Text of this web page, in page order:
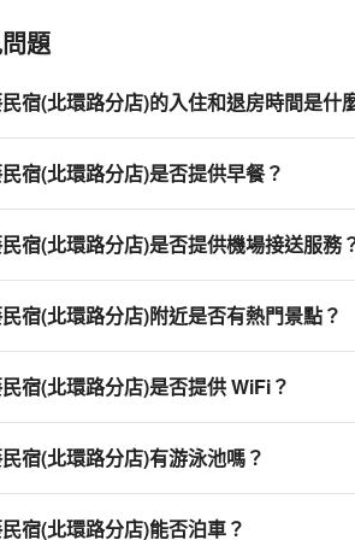
題
宿(北環路分店)的入住和退房時間是什
宿(北環路分店)是否提供早餐？
宿(北環路分店)是否提供機場接送服務
宿(北環路分店)附近是否有熱門景點？
宿(北環路分店)是否提供 WiFi？
宿(北環路分店)有游泳池嗎？
宿(北環路分店)能否泊車？